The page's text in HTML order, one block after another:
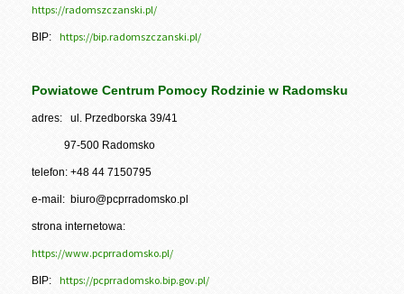
https://radomszczanski.pl/
BIP: https://bip.radomszczanski.pl/
Powiatowe Centrum Pomocy Rodzinie w Radomsku
adres: ul. Przedborska 39/41
97-500 Radomsko
telefon: +48 44 7150795
e-mail: biuro@pcprradomsko.pl
strona internetowa:
https://www.pcprradomsko.pl/
BIP: https://pcprradomsko.bip.gov.pl/